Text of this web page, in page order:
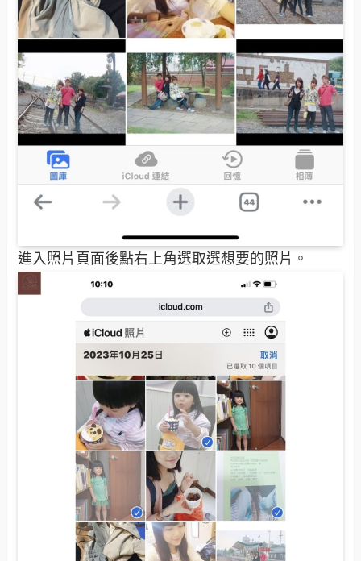
進入照片頁面後點右上角選取選想要的照片。